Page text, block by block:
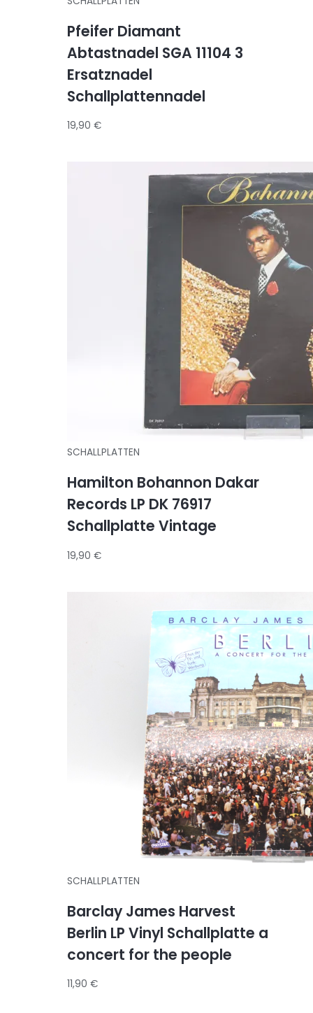
Pfeifer Diamant
Abtastnadel SGA 11104 3
Ersatznadel
Schallplattennadel
19,90€
SCHALLPLATTEN
Hamilton Bohannon Dakar
Records LP DK 76917
Schallplatte Vintage
19,90€
SCHALLPLATTEN
Barclay James Harvest
Berlin LP Vinyl Schallplatte a
concert for the people
11,90€